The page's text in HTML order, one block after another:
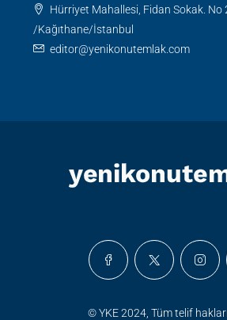
Hürriyet Mahallesi, Fidan Sokak. No
/Kağıthane/İstanbul
editor@yenikonutemlak.com
© YKE 2024, Tüm telif hakları